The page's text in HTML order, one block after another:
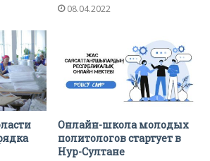
08.04.2022
Онлайн-школа молодых
политологов стартует в
Нур-Султане